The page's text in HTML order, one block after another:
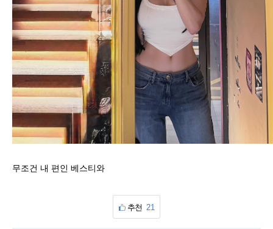
무조건 내 편인 베스티와
추천 21